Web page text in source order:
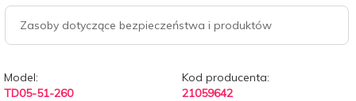
Zasoby dotyczące bezpieczeństwa i produktów
Model:
TD05-51-260
Kod producenta:
21059642